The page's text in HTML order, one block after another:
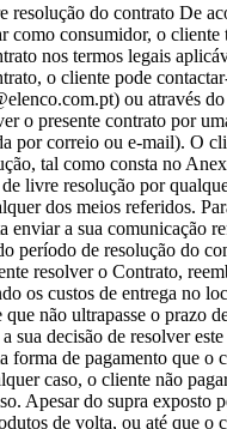
resolução do contrato De
como consumidor, o
nos termos legais
o cliente pode
ou através
o presente contrato por
por correio ou e-mail). O
tal como consta no
livre resolução por
dos meios referidos.
enviar a sua comunicação
período de resolução do
resolver o Contrato,
os custos de entrega no
que não ultrapasse o prazo
sua decisão de resolver
forma de pagamento que o
caso, o cliente não
Apesar do supra exposto
de volta, ou até que o